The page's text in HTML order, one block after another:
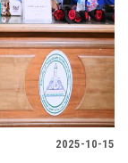
2025-10-15